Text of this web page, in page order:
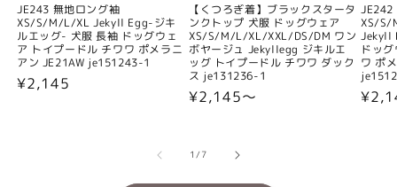
JE243 無地ロング袖
XS/S/M/L/XL Jekyll Egg-ジキ
ルエッグ- 犬服 長袖 ドッグウェ
ア トイプードル チワワ ポメラニ
アン JE21AW je151243-1
通
¥2,145
【くつろぎ着】ブラックスタータ
ンクトップ 犬服 ドッグウェア
XS/S/M/L/XL/XXL/DS/DM ワン
ボヤージュ Jekyllegg ジキルエ
ッグ トイプードル チワワ ダック
ス je131236-1
通
格
¥2,145〜
JE242
XS/S/
Jekyll
ドッ
ワ ポ
通
1/の
7